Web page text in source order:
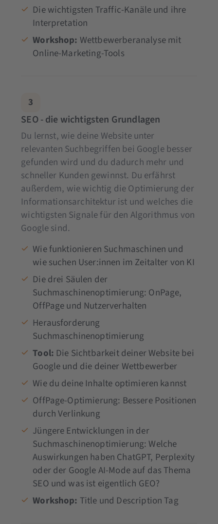
Die wichtigsten Traffic-Kanäle und ihre
Interpretation
Workshop: Wettbewerberanalyse mit
Online-Marketing-Tools
3
SEO - die wichtigsten Grundlagen
Du lernst, wie deine Website unter
relevanten Suchbegriffen bei Google besser
gefunden wird und du dadurch mehr und
schneller Kunden gewinnst. Du erfährst
außerdem, wie wichtig die Optimierung der
Informationsarchitektur ist und welches die
wichtigsten Signale für den Algorithmus von
Google sind.
Wie funktionieren Suchmaschinen und
wie suchen User:innen im Zeitalter von KI
Die drei Säulen der
Suchmaschinenoptimierung: OnPage,
OffPage und Nutzerverhalten
Herausforderung
Suchmaschinenoptimierung
Tool: Die Sichtbarkeit deiner Website bei
Google und die deiner Wettbewerber
Wie du deine Inhalte optimieren kannst
OffPage-Optimierung: Bessere Positionen
durch Verlinkung
Jüngere Entwicklungen in der
Suchmaschinenoptimierung: Welche
Auswirkungen haben ChatGPT, Perplexity
oder der Google AI-Mode auf das Thema
SEO und was ist eigentlich GEO?
Workshop: Title und Description Tag